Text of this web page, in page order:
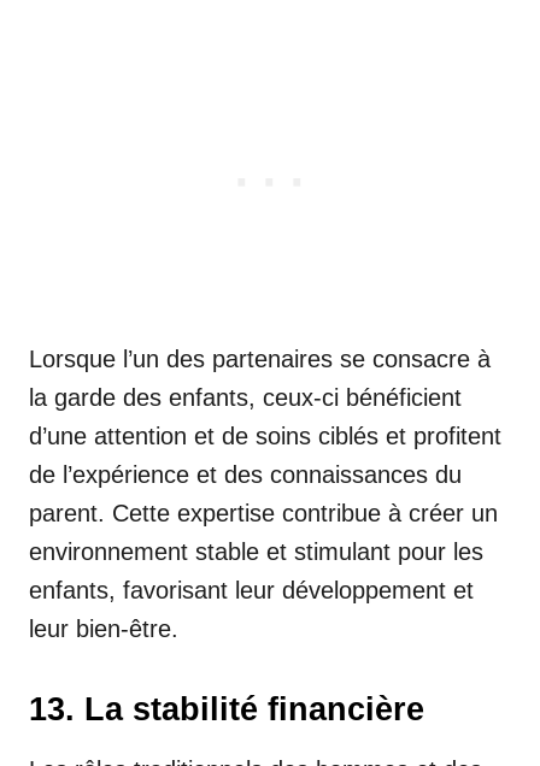
Lorsque l’un des partenaires se consacre à
la garde des enfants, ceux-ci bénéficient
d’une attention et de soins ciblés et profitent
de l’expérience et des connaissances du
parent. Cette expertise contribue à créer un
environnement stable et stimulant pour les
enfants, favorisant leur développement et
leur bien-être.
13. La stabilité financière